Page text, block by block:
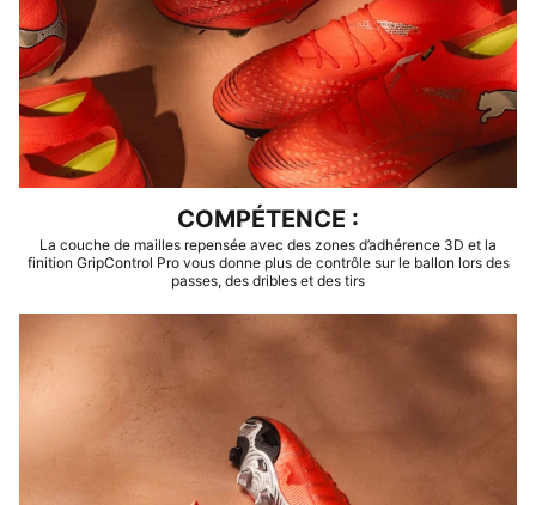
COMPÉTENCE :
La couche de mailles repensée avec des zones d’adhérence 3D et la
finition GripControl Pro vous donne plus de contrôle sur le ballon lors des
passes, des dribles et des tirs